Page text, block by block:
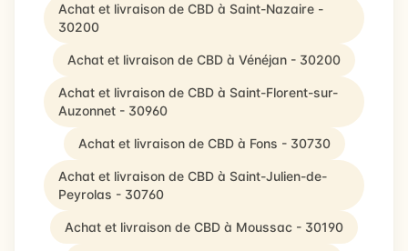
Achat et livraison de CBD à Saint-Nazaire -
30200
Achat et livraison de CBD à Vénéjan - 30200
Achat et livraison de CBD à Saint-Florent-sur-
Auzonnet - 30960
Achat et livraison de CBD à Fons - 30730
Achat et livraison de CBD à Saint-Julien-de-
Peyrolas - 30760
Achat et livraison de CBD à Moussac - 30190